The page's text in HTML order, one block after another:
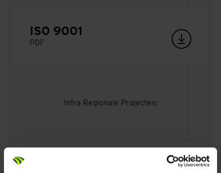
ISO 9001
PDF
Infra Regionale Projecten: